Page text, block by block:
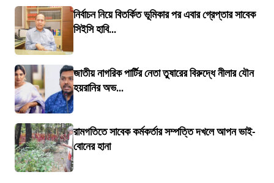
নির্বাচন নিয়ে বিতর্কিত ভূমিকার পর এবার গ্রেপ্তার সাবেক
সিইসি হাবি...
জাতীয় নাগরিক পার্টির নেতা তুষারের বিরুদ্ধে নীলার যৌন
হয়রানির অভ...
রামগতিতে সাবেক কর্মকর্তার সম্পত্তি দখলে আপন ভাই-
বোনের হানা